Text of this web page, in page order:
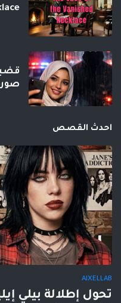
احدث القصص
AIXELLAB
تحول إطلالة بيلي